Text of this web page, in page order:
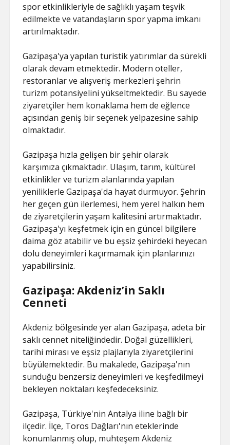
spor etkinlikleriyle de sağlıklı yaşam teşvik
edilmekte ve vatandaşların spor yapma imkanı
artırılmaktadır.
Gazipaşa'ya yapılan turistik yatırımlar da sürekli
olarak devam etmektedir. Modern oteller,
restoranlar ve alışveriş merkezleri şehrin
turizm potansiyelini yükseltmektedir. Bu sayede
ziyaretçiler hem konaklama hem de eğlence
açısından geniş bir seçenek yelpazesine sahip
olmaktadır.
Gazipaşa hızla gelişen bir şehir olarak
karşımıza çıkmaktadır. Ulaşım, tarım, kültürel
etkinlikler ve turizm alanlarında yapılan
yeniliklerle Gazipaşa'da hayat durmuyor. Şehrin
her geçen gün ilerlemesi, hem yerel halkın hem
de ziyaretçilerin yaşam kalitesini artırmaktadır.
Gazipaşa'yı keşfetmek için en güncel bilgilere
daima göz atabilir ve bu eşsiz şehirdeki heyecan
dolu deneyimleri kaçırmamak için planlarınızı
yapabilirsiniz.
Gazipaşa: Akdeniz’in Saklı
Cenneti
Akdeniz bölgesinde yer alan Gazipaşa, adeta bir
saklı cennet niteliğindedir. Doğal güzellikleri,
tarihi mirası ve eşsiz plajlarıyla ziyaretçilerini
büyülemektedir. Bu makalede, Gazipaşa'nın
sunduğu benzersiz deneyimleri ve keşfedilmeyi
bekleyen noktaları keşfedeceksiniz.
Gazipaşa, Türkiye'nin Antalya iline bağlı bir
ilçedir. İlçe, Toros Dağları'nın eteklerinde
konumlanmış olup, muhteşem Akdeniz